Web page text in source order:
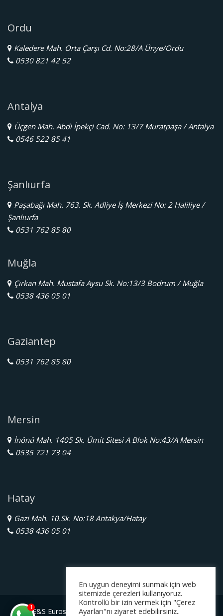
Ordu
Kaledere Mah. Orta Çarşı Cd. No:28/A Ünye/Ordu
0530 821 42 52
Antalya
Üçgen Mah. Abdi İpekçi Cad. No: 13/7 Muratpaşa / Antalya
0546 522 85 41
Şanlıurfa
Paşabağı Mah. 763. Sk. Adliye İş Merkezi No: 2 Haliliye /
Şanlıurfa
0531 762 85 80
Muğla
Çırkan Mah. Mustafa Aysu Sk. No:13/3 Bodrum / Muğla
0538 436 05 01
Gaziantep
0531 762 85 80
Mersin
İnönü Mah. 1405 Sk. Ümit Sitesi A Blok No:43/A Mersin
0535 721 73 04
Hatay
Gazi Mah. 10.Sk. No:18 Antakya/Hatay
0538 436 05 01
E&S Eurostar Yurtdışı Eğitim Danışmanlığı Ltd. Şti.
1
En uygun deneyimi sunmak için web
sitemizde çerezleri kullanıyoruz.
Kontrollü bir izin vermek için "Çerez
Ayarları"nı ziyaret edebilirsiniz..